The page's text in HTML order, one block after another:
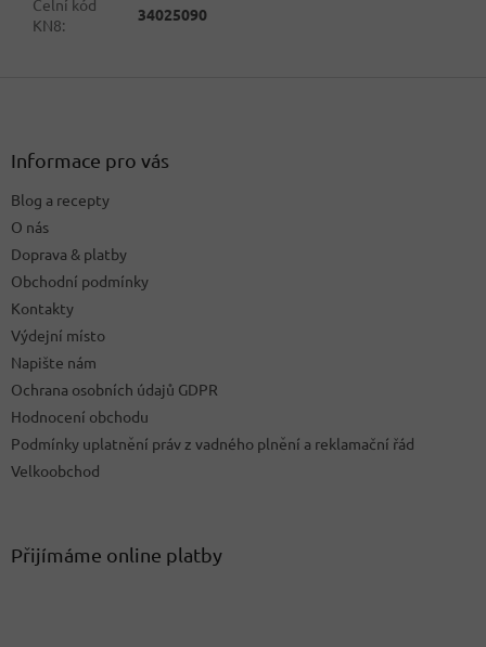
Celní kód
KN8:
34025090
Informace pro vás
Blog a recepty
O nás
Doprava & platby
Obchodní podmínky
Kontakty
Výdejní místo
Napište nám
Ochrana osobních údajů GDPR
Hodnocení obchodu
Podmínky uplatnění práv z vadného plnění a reklamační řád
Velkoobchod
Přijímáme online platby